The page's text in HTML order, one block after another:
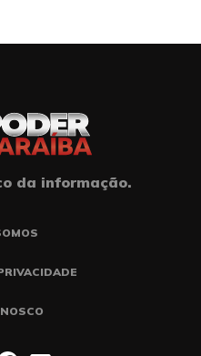
da informação.